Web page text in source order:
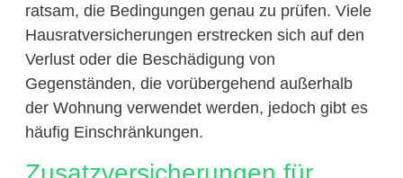
ratsam, die Bedingungen genau zu prüfen. Viele
Hausratversicherungen erstrecken sich auf den
Verlust oder die Beschädigung von
Gegenständen, die vorübergehend außerhalb
der Wohnung verwendet werden, jedoch gibt es
häufig Einschränkungen.